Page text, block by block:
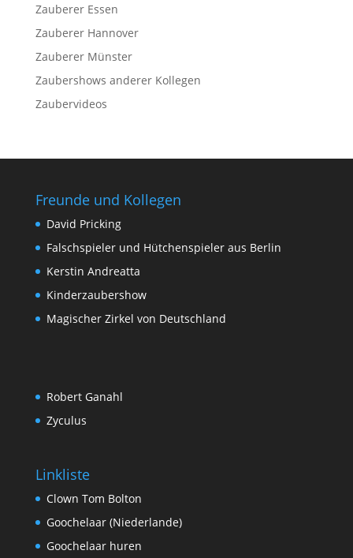
Zauberer Essen
Zauberer Hannover
Zauberer Münster
Zaubershows anderer Kollegen
Zaubervideos
Freunde und Kollegen
David Pricking
Falschspieler und Hütchenspieler aus Berlin
Kerstin Andreatta
Kinderzaubershow
Magischer Zirkel von Deutschland
Robert Ganahl
Zyculus
Linkliste
Clown Tom Bolton
Goochelaar (Niederlande)
Goochelaar huren